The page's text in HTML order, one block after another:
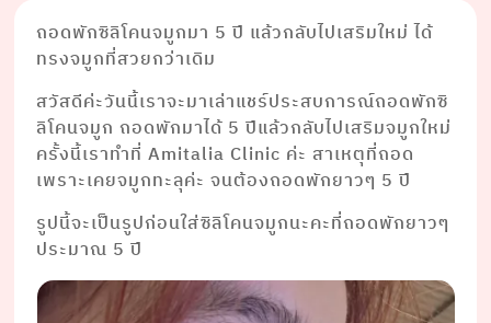
ถอดพักซิลิโคนจมูกมา 5 ปี แล้วกลับไปเสริมใหม่ ได้
ทรงจมูกที่สวยกว่าเดิม
สวัสดีค่ะวันนี้เราจะมาเล่าแชร์ประสบการณ์ถอดพักซิ
ลิโคนจมูก ถอดพักมาได้ 5 ปีแล้วกลับไปเสริมจมูกใหม่
ครั้งนี้เราทำที่ Amitalia Clinic ค่ะ สาเหตุที่ถอด
เพราะเคยจมูกทะลุค่ะ จนต้องถอดพักยาวๆ 5 ปี
รูปนี้จะเป็นรูปก่อนใส่ซิลิโคนจมูกนะคะที่ถอดพักยาวๆ
ประมาณ 5 ปี